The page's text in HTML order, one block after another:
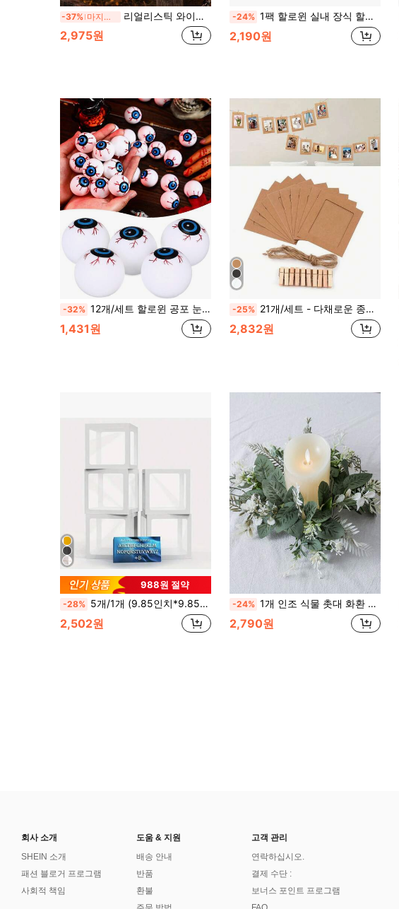
-37% 마지막 3일 리얼리스틱 와이어 메쉬 할로윈 플라스틱 와이어 메쉬 장식 소품, 웨스턴 스타일 할로윈 크리스마스 파티 장식
2,975원
-24% 1팩 할로윈 실내 장식 할로윈 거미줄 테이블보, 테이블 러너, 벽난로 장식 스카프, 거미줄 lampshade, 무서운 3D 박쥐가 있는 스포키 홈 데코
2,190원
-32% 12개/세트 할로윈 공포 눈 장식품, 플라스틱 눈 장식품, 공포 파티 테이블 장식, 선물 가방 필러, 할로윈 파티 장면 설정, 공포 소품 장식에 적합
1,431원
-25% 21개/세트 - 다채로운 종이 사진 프레임, 4x6인치 사진을 전시하는 크라프트 종이 걸이 사진 프레임, 클립과 끈이 있는 DIY 종이 사진 디스플레이 랙, 생일, 결혼식, 기념일, 할로윈, 크리스마스 장식을 위한 쉬운 DIY
2,832원
988원 절약
-28% 5개/1개 (9.85인치*9.85인치) 투명 풍선 박스 27/1 숫자 포함, 파티 장식 배경, 생일, 신부 샤워, 성별 공개, 다양한 파티 장식에 적합
2,502원
-24% 1개 인조 식물 촛대 화환 장식, 축제 웨딩 식당 탁자 인조 꽃 장식품
2,790원
회사 소개
SHEIN 소개
패션 블로거 프로그램
사회적 책임
도움 & 지원
배송 안내
반품
환불
고객 관리
연락하십시오.
결제 수단 :
보너스 포인트 프로그램